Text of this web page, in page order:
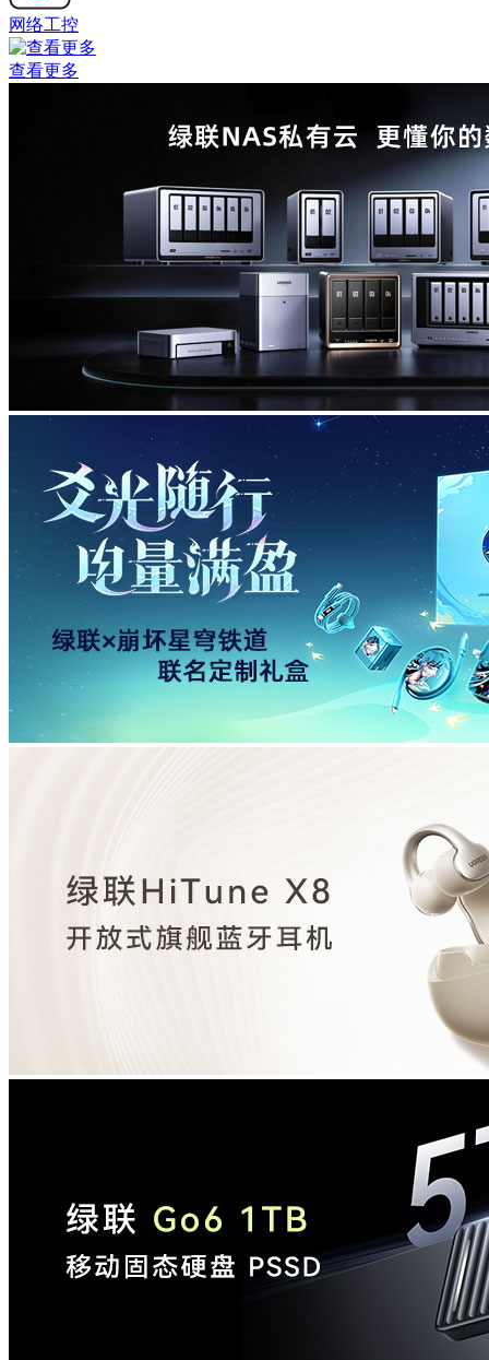
网络工控
查看更多